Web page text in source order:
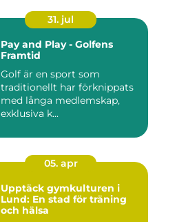
31. jul
Pay and Play - Golfens
Framtid
Golf är en sport som
traditionellt har förknippats
med långa medlemskap,
exklusiva k...
05. apr
Upptäck gymkulturen i
Lund: En stad för träning
och hälsa